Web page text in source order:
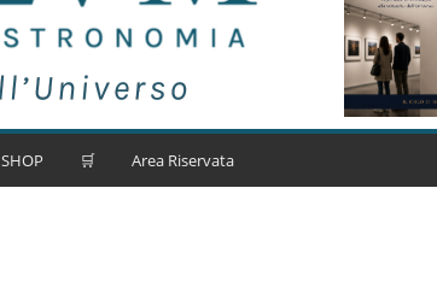
SHOP 🛒 Area Riservata